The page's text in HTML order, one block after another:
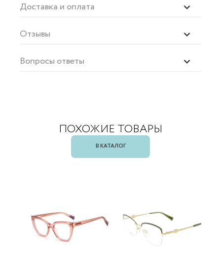
Доставка и оплата
Отзывы
Вопросы ответы
ПОХОЖИЕ ТОВАРЫ
В КАТАЛОГ